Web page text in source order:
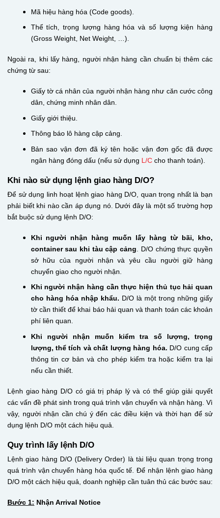
Mã hiệu hàng hóa (Code goods).
Thể tích, trọng lượng hàng hóa và số lượng kiện hàng
(Gross Weight, Net Weight, …).
Ngoài ra, khi lấy hàng, người nhận hàng cần chuẩn bị thêm các
chứng từ sau:
Giấy tờ cá nhân của người nhận hàng như căn cước công
dân, chứng minh nhân dân.
Giấy giới thiệu.
Thông báo lô hàng cập cảng.
Bản sao vận đơn đã ký tên hoặc vận đơn gốc đã được
ngân hàng đóng dấu (nếu sử dụng L/Ccho thanh toán).
Khi nào sử dụng lệnh giao hàng D/O?
Để sử dụng linh hoạt lệnh giao hàng D/O, quan trọng nhất là bạn
phải biết khi nào cần áp dụng nó. Dưới đây là một số trường hợp
bắt buộc sử dụng lệnh D/O:
Khi người nhận hàng muốn lấy hàng từ bãi, kho,
container sau khi tàu cập cảng . D/O chứng thực quyền
sở hữu của người nhận và yêu cầu người giữ hàng
chuyển giao cho người nhận.
Khi người nhận hàng cần thực hiện thủ tục hải quan
cho hàng hóa nhập khẩu. D/O là một trong những giấy
tờ cần thiết để khai báo hải quan và thanh toán các khoản
phí liên quan.
Khi người nhận muốn kiểm tra số lượng, trọng
lượng, thể tích và chất lượng hàng hóa. D/O cung cấp
thông tin cơ bản và cho phép kiểm tra hoặc kiểm tra lại
nếu cần thiết.
Lệnh giao hàng D/O có giá trị pháp lý và có thể giúp giải quyết
các vấn đề phát sinh trong quá trình vận chuyển và nhận hàng. Vì
vậy, người nhận cần chú ý đến các điều kiện và thời hạn để sử
dụng lệnh D/O một cách hiệu quả.
Quy trình lấy lệnh D/O
Lệnh giao hàng D/O (Delivery Order) là tài liệu quan trọng trong
quá trình vận chuyển hàng hóa quốc tế. Để nhận lệnh giao hàng
D/O một cách hiệu quả, doanh nghiệp cần tuân thủ các bước sau:
Bước 1: Nhận Arrival Notice